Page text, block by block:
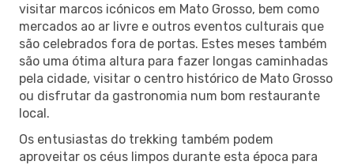
visitar marcos icónicos em Mato Grosso, bem como
mercados ao ar livre e outros eventos culturais que
são celebrados fora de portas. Estes meses também
são uma ótima altura para fazer longas caminhadas
pela cidade, visitar o centro histórico de Mato Grosso
ou disfrutar da gastronomia num bom restaurante
local.
Os entusiastas do trekking também podem
aproveitar os céus limpos durante esta época para